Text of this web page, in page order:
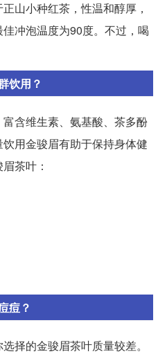
山小种红茶，性温和醇厚，
冲泡温度为90度。不过，喝
饮用？
含维生素、氨基酸、茶多酚
用金骏眉有助于保持身体健
茶叶：
痘？
择的金骏眉茶叶质量较差。